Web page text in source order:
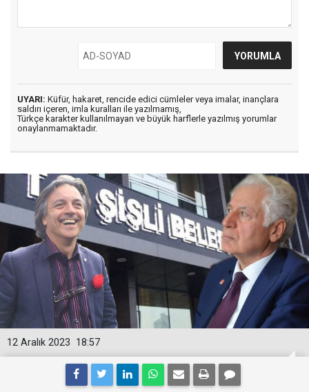
UYARI: Küfür, hakaret, rencide edici cümleler veya imalar, inançlara
saldırı içeren, imla kuralları ile yazılmamış,
Türkçe karakter kullanılmayan ve büyük harflerle yazılmış yorumlar
onaylanmamaktadır.
18:57
12 Aralık 2023